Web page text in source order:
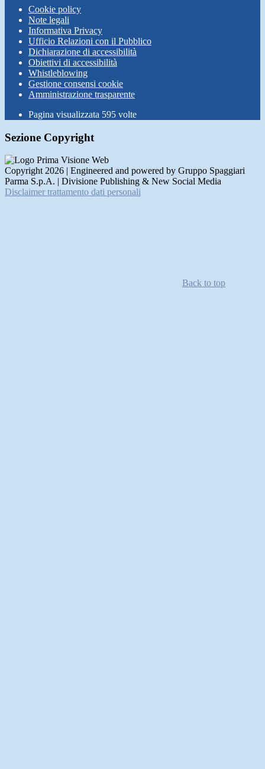
Cookie policy
Note legali
Informativa Privacy
Ufficio Relazioni con il Pubblico
Dichiarazione di accessibilità
Obiettivi di accessibilità
Whistleblowing
Gestione consensi cookie
Amministrazione trasparente
Pagina visualizzata 595 volte
Sezione Copyright
Copyright 2026 | Engineered and powered by Gruppo Spaggiari
Parma S.p.A. | Divisione Publishing & New Social Media
Disclaimer trattamento dati personali
Back to top